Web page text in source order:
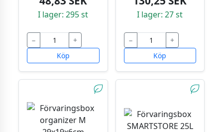
I lager: 295 st
−
+
Köp
I lager: 27 st
−
+
Köp